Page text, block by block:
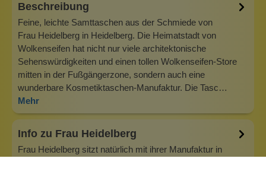
Beschreibung
Feine, leichte Samttaschen aus der Schmiede von
Frau Heidelberg in Heidelberg. Die Heimatstadt von
Wolkenseifen hat nicht nur viele architektonische
Sehenswürdigkeiten und einen tollen Wolkenseifen-Store
mitten in der Fußgängerzone, sondern auch eine
wunderbare Kosmetiktaschen-Manufaktur. Die Tasc…
Mehr
Info zu Frau Heidelberg
Frau Heidelberg sitzt natürlich mit ihrer Manufaktur in